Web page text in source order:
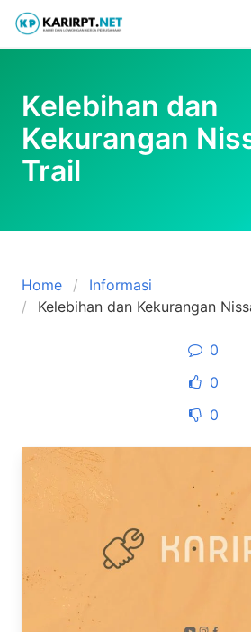
Skip
content
Kelebihan dan
Kekurangan
Trail
Home
Informasi
Kelebihan dan Kekurangan
0
0
0